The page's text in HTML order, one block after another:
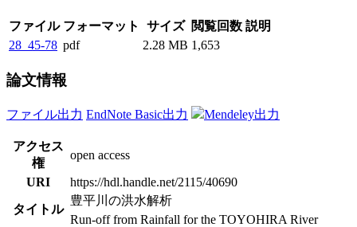
ファイル フォーマット サイズ 閲覧回数 説明
28_45-78 pdf 2.28 MB 1,653
論文情報
ファイル出力 EndNote Basic出力 Mendeley出力
アクセス
権
open access
URI
https://hdl.handle.net/2115/40690
タイトル
豊平川の洪水解析
Run-off from Rainfall for the TOYOHIRA River